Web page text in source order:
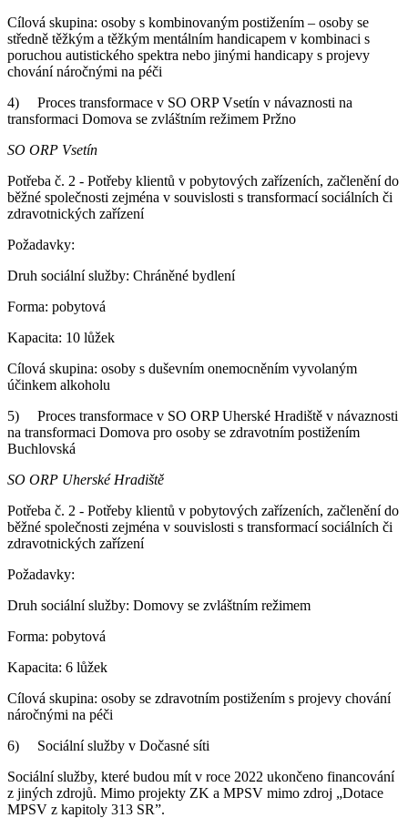
Cílová skupina: osoby s kombinovaným postižením – osoby se
středně těžkým a těžkým mentálním handicapem v kombinaci s
poruchou autistického spektra nebo jinými handicapy s projevy
chování náročnými na péči
4) Proces transformace v SO ORP Vsetín v návaznosti na
transformaci Domova se zvláštním režimem Pržno
SO ORP Vsetín
Potřeba č. 2 - Potřeby klientů v pobytových zařízeních, začlenění do
běžné společnosti zejména v souvislosti s transformací sociálních či
zdravotnických zařízení
Požadavky:
Druh sociální služby: Chráněné bydlení
Forma: pobytová
Kapacita: 10 lůžek
Cílová skupina: osoby s duševním onemocněním vyvolaným
účinkem alkoholu
5) Proces transformace v SO ORP Uherské Hradiště v návaznosti
na transformaci Domova pro osoby se zdravotním postižením
Buchlovská
SO ORP Uherské Hradiště
Potřeba č. 2 - Potřeby klientů v pobytových zařízeních, začlenění do
běžné společnosti zejména v souvislosti s transformací sociálních či
zdravotnických zařízení
Požadavky:
Druh sociální služby: Domovy se zvláštním režimem
Forma: pobytová
Kapacita: 6 lůžek
Cílová skupina: osoby se zdravotním postižením s projevy chování
náročnými na péči
6) Sociální služby v Dočasné síti
Sociální služby, které budou mít v roce 2022 ukončeno financování
z jiných zdrojů. Mimo projekty ZK a MPSV mimo zdroj „Dotace
MPSV z kapitoly 313 SR”.